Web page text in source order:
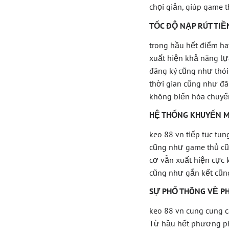
chọi giản, giúp game
TỐC ĐỘ NẠP RÚT
trong hầu hết điểm
xuất hiện khả năng
đăng ký cũng như
thời gian cũng như
không biến hóa
HỆ THỐNG KHUYẾN
keo 88 vn tiếp tục
cũng như game thủ
cơ vẫn xuất hiện cực
cũng như gắn kết
SỰ PHỔ THÔNG VỀ
keo 88 vn cung cung
Từ hầu hết phương